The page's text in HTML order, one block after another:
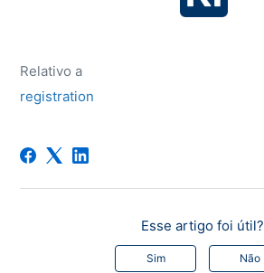
Relativo a
registration
Esse artigo foi útil?
Sim Não